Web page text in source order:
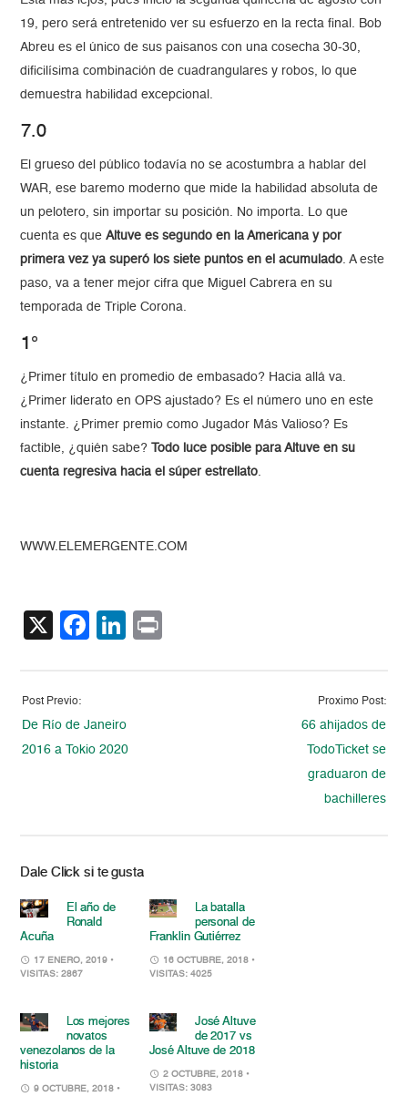
19, pero será entretenido ver su esfuerzo en la recta final. Bob
Abreu es el único de sus paisanos con una cosecha 30-30,
dificilísima combinación de cuadrangulares y robos, lo que
demuestra habilidad excepcional.
7.0
El grueso del público todavía no se acostumbra a hablar del
WAR, ese baremo moderno que mide la habilidad absoluta de
un pelotero, sin importar su posición. No importa. Lo que
cuenta es queAltuve es segundo en la Americana y por
primera vez ya superó los siete puntos en el acumulado. A este
paso, va a tener mejor cifra que Miguel Cabrera en su
temporada de Triple Corona.
1°
¿Primer título en promedio de embasado? Hacia allá va.
¿Primer liderato en OPS ajustado? Es el número uno en este
instante. ¿Primer premio como Jugador Más Valioso? Es
factible, ¿quién sabe?
Todo luce posible para Altuve en su
cuenta regresiva hacia el súper estrellato.
WWW.ELEMERGENTE.COM
X Facebook
LinkedIn
Post Previo:
De Río de Janeiro
2016 a Tokio 2020
Proximo Post:
66 ahijados de
TodoTicket se
graduaron de
bachilleres
Dale Click si te gusta
El año de
Ronald
Acuña
17 ENERO, 2019 •
VISITAS: 2867
La batalla
personal de
Franklin Gutiérrez
16 OCTUBRE, 2018 •
VISITAS: 4025
Los mejores
novatos
venezolanos de la
historia
9 OCTUBRE, 2018 •
José Altuve
de 2017 vs
José Altuve de 2018
2 OCTUBRE, 2018 •
VISITAS: 3083